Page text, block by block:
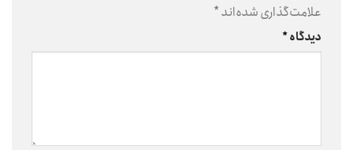
علامت‌گذاری شده‌اند*
دیدگاه*